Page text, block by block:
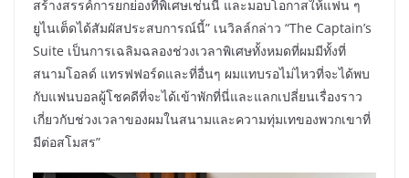
สร้างสรรค์การยกย่องที่พิเศษเช่นนี้ และมอบโอกาสให้แฟน ๆ
ยูไนเต็ดได้สัมผัสประสบการณ์นี้” เนวิลล์กล่าว “The Captain’s
Suite เป็นการเฉลิมฉลองช่วงเวลาพิเศษทั้งหมดที่ผมมีทั้งที่
สนามโอลด์ แทรฟฟอร์ดและที่อื่นๆ ผมแทบรอไม่ไหวที่จะได้พบ
กับแฟนบอลผู้โชคดีที่จะได้เข้าพักที่นี่และแลกเปลี่ยนเรื่องราว
เกี่ยวกับช่วงเวลาของผมในสนามและความทุ่มเทของพวกเขาที่
มีต่อสโมสร”